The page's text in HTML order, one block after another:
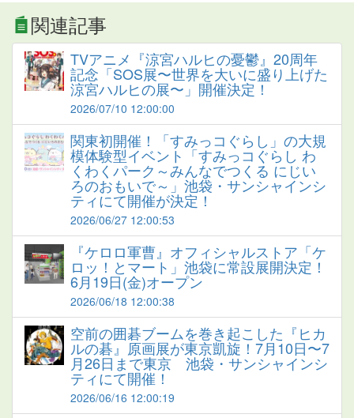
関連記事
TVアニメ『涼宮ハルヒの憂鬱』20周年
記念「SOS展〜世界を大いに盛り上げた
涼宮ハルヒの展〜」開催決定！
2026/07/10 12:00:00
関東初開催！「すみっコぐらし」の大規
模体験型イベント「すみっコぐらし わ
くわくパーク～みんなでつくる にじい
ろのおもいで～」池袋・サンシャインシ
ティにて開催が決定！
2026/06/27 12:00:53
『ケロロ軍曹』オフィシャルストア「ケ
ロッ！とマート」池袋に常設展開決定！
6月19日(金)オープン
2026/06/18 12:00:38
空前の囲碁ブームを巻き起こした『ヒカ
ルの碁』原画展が東京凱旋！7月10日〜7
月26日まで東京 池袋・サンシャインシ
ティにて開催！
2026/06/16 12:00:19